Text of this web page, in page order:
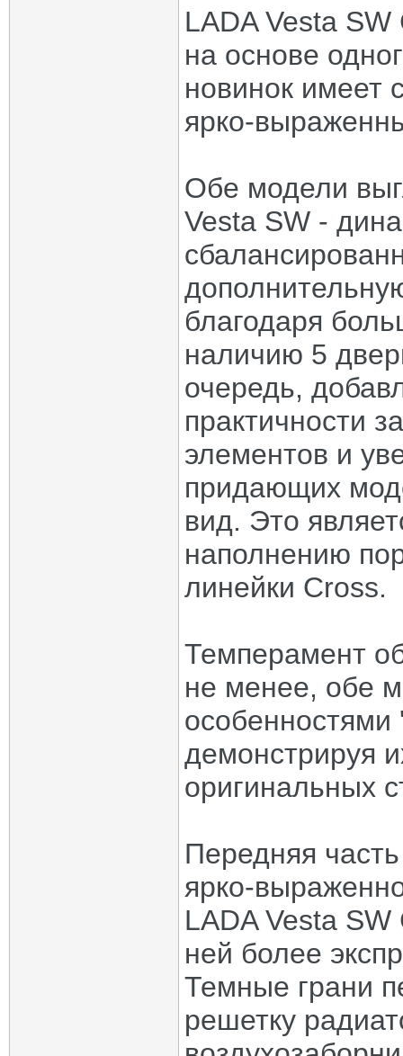
LADA Vesta
на основе
новинок имеет
ярко-
Обе модели
Vesta SW -
благодаря
наличию 5
очередь,
практичности
элементов и
придающих
вид. Это
наполнению
линейки Cross.
Темперамент
не менее, обе
демонстрируя
оригинальных
Передняя
ярко-
LADA Vesta
ней более
Темные грани
решетку